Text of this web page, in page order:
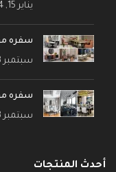
يناير 15, 2024
سفره مودرن | 5 أفكار
سبتمبر 3, 2023
سفره
سبتمبر 3, 2023
أحدث المنتجات